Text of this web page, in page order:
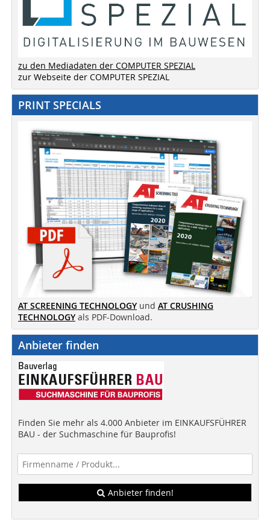
zu den Mediadaten der COMPUTER SPEZIAL
zur Webseite der COMPUTER SPEZIAL
PRINT SPECIALS
AT SCREENING TECHNOLOGY und AT CRUSHING
TECHNOLOGY als PDF-Download.
Anbieter finden
Finden Sie mehr als 4.000 Anbieter im EINKAUFSFÜHRER
BAU - der Suchmaschine für Bauprofis!
Anbieter finden!